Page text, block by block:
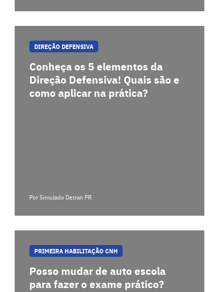
DIREÇÃO DEFENSIVA
Conheça os 5 elementos da
Direção Defensiva! Quais são e
como aplicar na prática?
Por Simulado Detran PR
PRIMEIRA HABILITAÇÃO CNH
Posso mudar de auto escola
para fazer o exame prático?